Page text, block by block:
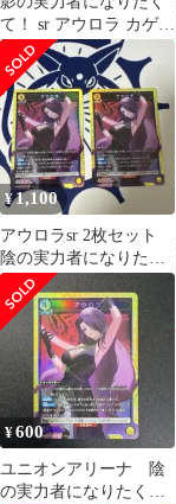
て！ sr アウロラ カゲノ
ー
¥1,100
アウロラsr 2枚セット
陰の実力者になりたく
て！ユニオンアリーナ
¥600
ユニオンアリーナ 陰
の実力者になりたくて